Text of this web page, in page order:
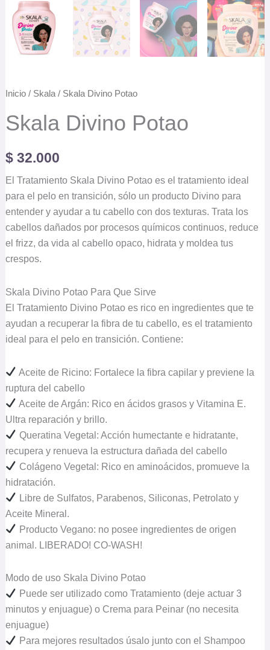
Inicio/ Skala/ Skala Divino Potao
Skala Divino Potao
$32.000
El Tratamiento Skala Divino Potao es el tratamiento ideal
para el pelo en transición, sólo un producto Divino para
entender y ayudar a tu cabello con dos texturas. Trata los
cabellos dañados por procesos químicos continuos, reduce
el frizz, da vida al cabello opaco, hidrata y moldea tus
crespos.
Skala Divino Potao Para Que Sirve
El Tratamiento Divino Potao es rico en ingredientes que te
ayudan a recuperar la fibra de tu cabello, es el tratamiento
ideal para el pelo en transición. Contiene:
Aceite de Ricino: Fortalece la fibra capilar y previene la
ruptura del cabello
Aceite de Argán: Rico en ácidos grasos y Vitamina E.
Ultra reparación y brillo.
Queratina Vegetal: Acción humectante e hidratante,
recupera y renueva la estructura dañada del cabello
Colágeno Vegetal: Rico en aminoácidos, promueve la
hidratación.
Libre de Sulfatos, Parabenos, Siliconas, Petrolato y
Aceite Mineral.
Producto Vegano: no posee ingredientes de origen
animal. LIBERADO! CO-WASH!
Modo de uso Skala Divino Potao
Puede ser utilizado como Tratamiento (deje actuar 3
minutos y enjuague) o Crema para Peinar (no necesita
enjuague)
Para mejores resultados úsalo junto con el Shampoo